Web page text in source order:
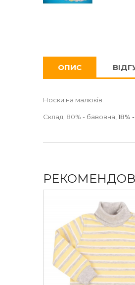
ОПИС
Носки на малюків.
Склад: 80% - бавовна, 18%